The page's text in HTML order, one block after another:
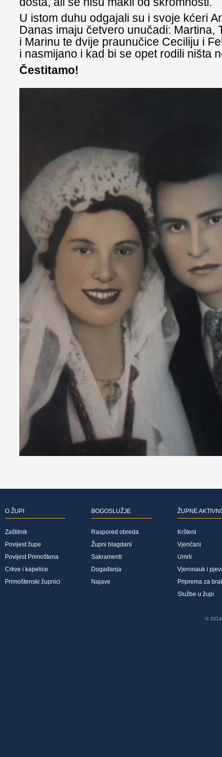
U istom duhu odgajali su i svoje kćeri
Danas imaju četvero unučadi: Martina,
i Marinu te dvije praunučice Ceciliju i
i nasmijano i kad bi se opet rodili ništa
Čestitamo!
O ŽUPI
Zaštitnik
Povijest župe
Povijest Primoštena
Crkve i kapelice
Primoštenski župnici
BOGOSLUŽJE
Raspored obreda
Župni blagdani
Sakramenti
Događanja
Najave
ŽUPNE
Kršteni
Vjenčani
Umrli
Vjeronauk i
Priprema za
Službe u župi
© 2014